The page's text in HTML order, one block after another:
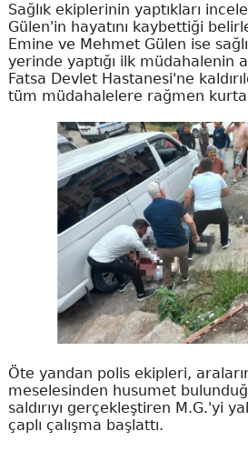
Sağlık ekiplerinin yaptıkları
Gülen'in hayatını kaybettiği
Emine ve Mehmet Gülen ise
yerinde yaptığı ilk müdahalenin
Fatsa Devlet Hastanesi'ne
tüm müdahalelere rağmen
Öte yandan polis ekipleri,
meselesinden husumet
saldırıyı gerçekleştiren M.G.'yi
çaplı çalışma başlattı.